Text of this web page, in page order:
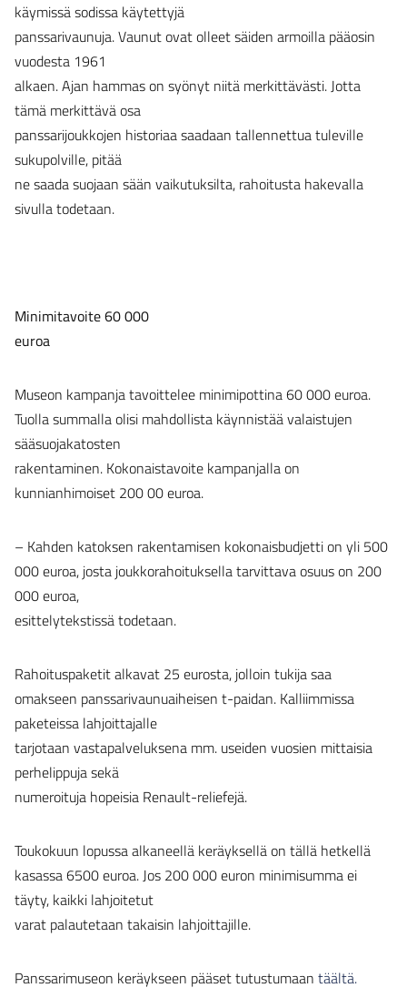
käymissä sodissa käytettyjä
panssarivaunuja. Vaunut ovat olleet säiden armoilla pääosin
vuodesta 1961
alkaen. Ajan hammas on syönyt niitä merkittävästi. Jotta
tämä merkittävä osa
panssarijoukkojen historiaa saadaan tallennettua tuleville
sukupolville, pitää
ne saada suojaan sään vaikutuksilta, rahoitusta hakevalla
sivulla todetaan.
Minimitavoite 60 000
euroa
Museon kampanja tavoittelee minimipottina 60 000 euroa.
Tuolla summalla olisi mahdollista käynnistää valaistujen
sääsuojakatosten
rakentaminen. Kokonaistavoite kampanjalla on
kunnianhimoiset 200 00 euroa.
– Kahden katoksen rakentamisen kokonaisbudjetti on yli 500
000 euroa, josta joukkorahoituksella tarvittava osuus on 200
000 euroa,
esittelytekstissä todetaan.
Rahoituspaketit alkavat 25 eurosta, jolloin tukija saa
omakseen panssarivaunuaiheisen t-paidan. Kalliimmissa
paketeissa lahjoittajalle
tarjotaan vastapalveluksena mm. useiden vuosien mittaisia
perhelippuja sekä
numeroituja hopeisia Renault-reliefejä.
Toukokuun lopussa alkaneellä keräyksellä on tällä hetkellä
kasassa 6500 euroa. Jos 200 000 euron minimisumma ei
täyty, kaikki lahjoitetut
varat palautetaan takaisin lahjoittajille.
Panssarimuseon keräykseen pääset tutustumaan täältä.